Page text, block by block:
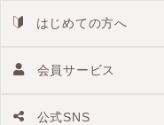
はじめての方へ
会員サービス
公式SNS